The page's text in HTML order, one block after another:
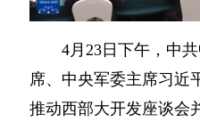
4月23日下午，中共
席、中央军委主席习近
推动西部大开发座谈会